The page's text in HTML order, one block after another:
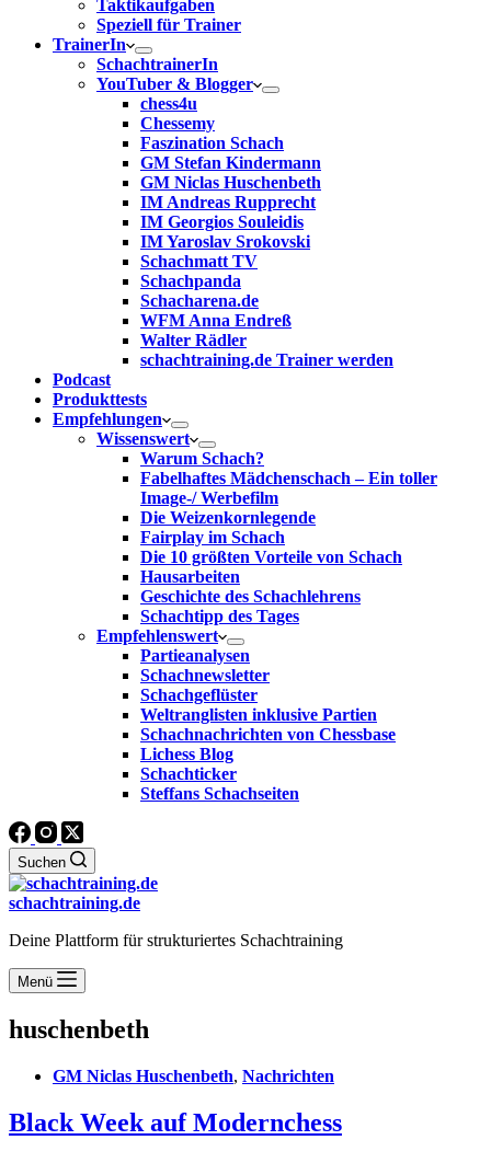
Taktikaufgaben
Speziell für Trainer
TrainerIn
SchachtrainerIn
YouTuber & Blogger
chess4u
Chessemy
Faszination Schach
GM Stefan Kindermann
GM Niclas Huschenbeth
IM Andreas Rupprecht
IM Georgios Souleidis
IM Yaroslav Srokovski
Schachmatt TV
Schachpanda
Schacharena.de
WFM Anna Endreß
Walter Rädler
schachtraining.de Trainer werden
Podcast
Produkttests
Empfehlungen
Wissenswert
Warum Schach?
Fabelhaftes Mädchenschach – Ein toller
Image-/ Werbefilm
Die Weizenkornlegende
Fairplay im Schach
Die 10 größten Vorteile von Schach‎
Hausarbeiten
Geschichte des Schachlehrens
Schachtipp des Tages
Empfehlenswert
Partieanalysen
Schachnewsletter
Schachgeflüster
Weltranglisten inklusive Partien
Schachnachrichten von Chessbase
Lichess Blog
Schachticker
Steffans Schachseiten
Suchen
schachtraining.de
Deine Plattform für strukturiertes Schachtraining
Menü
huschenbeth
GM Niclas Huschenbeth, Nachrichten
Black Week auf Modernchess